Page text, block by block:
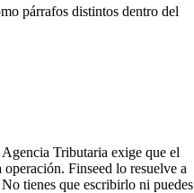
párrafos distintos dentro del
Tributaria exige que el
Finseed lo resuelve a
tienes que escribirlo ni puedes